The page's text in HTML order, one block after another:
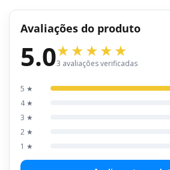
Avaliações do produto
5.03 avaliações verificadas
5 ★
4 ★
3 ★
2 ★
1 ★